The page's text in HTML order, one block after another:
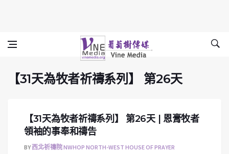
【31天為牧者祈禱系列】 第26天
Vine Media
葡萄樹傳媒
【31天為牧者祈禱系列】 第26天
【31天為牧者祈禱系列】 第26天 | 恩膏牧者
領袖的事奉和禱告
BY西北祈禱院 NWHOP NORTH-WEST HOUSE OF PRAYER